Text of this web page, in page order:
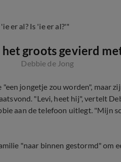
er al? Is 'ie er al?'"
groots gevierd
Debbie de Jong
jongetje zou worden", maar
"Levi, heet hij", vertelt
aan de telefoon uitlegt. "Mijn
"naar binnen gestormd" om